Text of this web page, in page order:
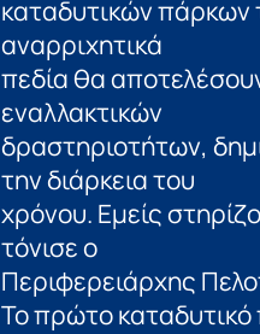
καταδυτικών πάρκων
αναρριχητικά
πεδία θα
εναλλακτικών
δραστηριοτήτων,
την διάρκεια του
χρόνου. Εμείς
τόνισε ο
Περιφερειάρχης
Το πρώτο